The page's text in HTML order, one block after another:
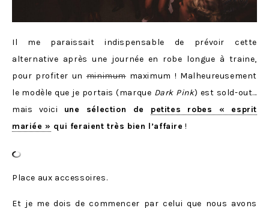
Il me paraissait indispensable de prévoir cette
alternative après une journée en robe longue à traine,
pour profiter unminimummaximum ! Malheureusement
le modèle que je portais (marque Dark Pink) est sold-out…
mais voici une sélection de petites robes « esprit
mariée » qui feraient très bien l’affaire !
Place aux accessoires.
Et je me dois de commencer par celui que nous avons